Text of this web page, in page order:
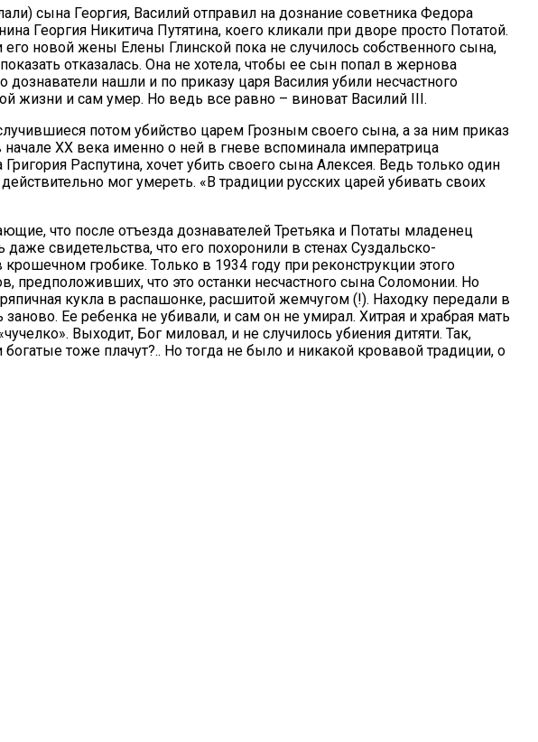
сына Георгия, Василий отправил на дознание советника Федора
Георгия Никитича Путятина, коего кликали при дворе просто Потатой.
новой жены Елены Глинской пока не случилось собственного сына,
отказалась. Она не хотела, чтобы ее сын попал в жернова
нашли и по приказу царя Василия убили несчастного
жизни и сам умер. Но ведь все равно – виноват Василий III.
потом убийство царем Грозным своего сына, а за ним приказ
начале ХХ века именно о ней в гневе вспоминала императрица
Распутина, хочет убить своего сына Алексея. Ведь только один
мог умереть. «В традиции русских царей убивать своих
что после отъезда дознавателей Третьяка и Потаты младенец
свидетельства, что его похоронили в стенах Суздальско-
гробике. Только в 1934 году при реконструкции этого
предположивших, что это останки несчастного сына Соломонии. Но
кукла в распашонке, расшитой жемчугом (!). Находку передали в
Ее ребенка не убивали, и сам он не умирал. Хитрая и храбрая мать
Выходит, Бог миловал, и не случилось убиения дитяти. Так,
тоже плачут?.. Но тогда не было и никакой кровавой традиции, о